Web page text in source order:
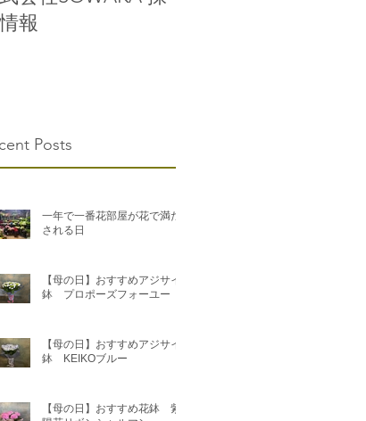
報
Posts
一年で一番花部屋が花で満た
される日
【母の日】おすすめアジサイ
鉢 プロポーズフォーユー
【母の日】おすすめアジサイ
鉢 KEIKOブルー
【母の日】おすすめ花鉢 紫